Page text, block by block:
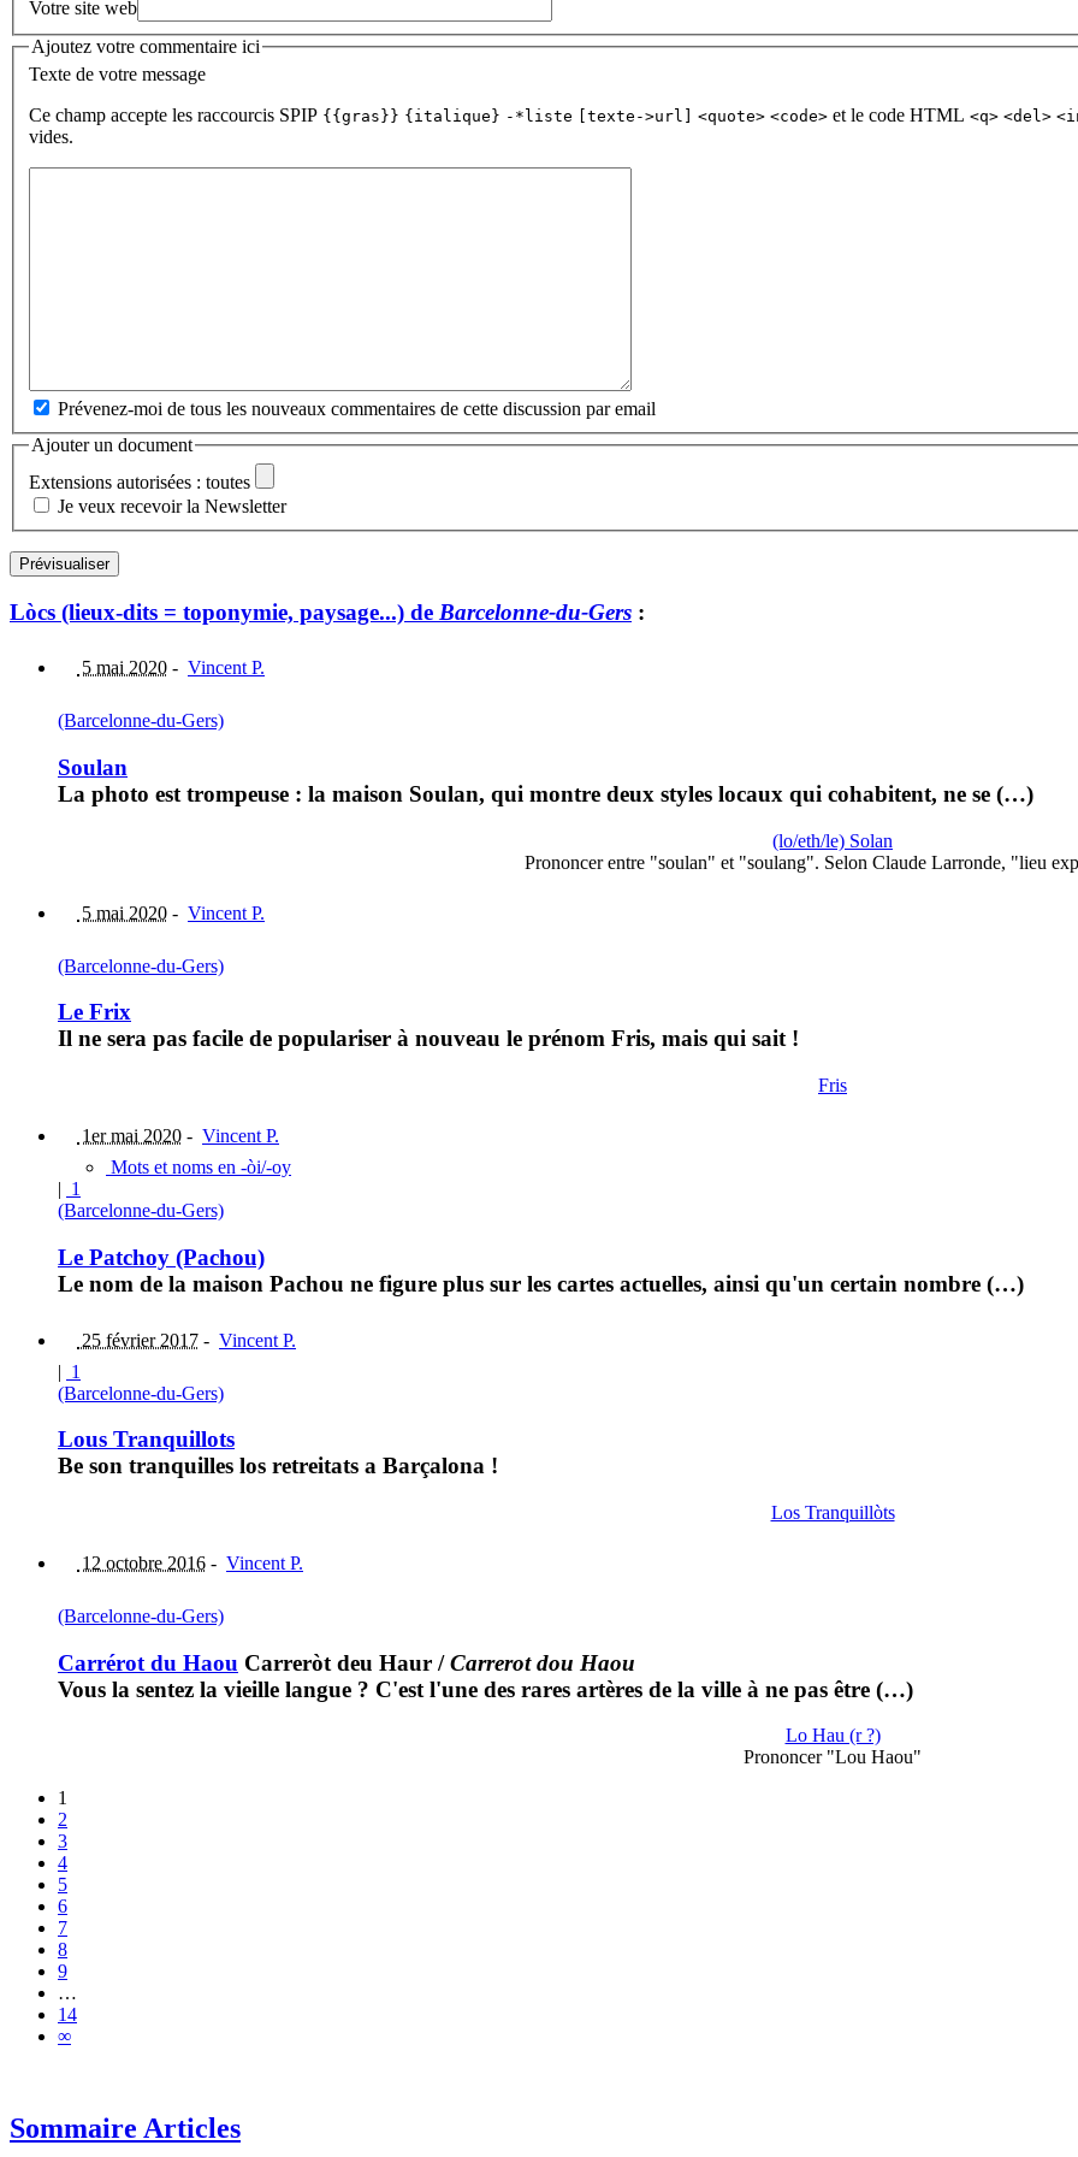
Votre site web
Ajoutez votre commentaire ici
Texte de votre message
Ce champ accepte les raccourcis SPIP {{gras}} {italique} -*liste [texte->url] <quote> <code> et le code HTML <q> <del>
vides.
Prévenez-moi de tous les nouveaux commentaires de cette discussion par email
Ajouter un document
Extensions autorisées : toutes
Je veux recevoir la Newsletter
Lòcs (lieux-dits = toponymie, paysage...) de Barcelonne-du-Gers :
5 mai 2020 - Vincent P.
(Barcelonne-du-Gers)
Soulan
La photo est trompeuse : la maison Soulan, qui montre deux styles locaux qui cohabitent, ne se (…)
(lo/eth/le) Solan
Prononcer entre "soulan" et "soulang". Selon Claude Larronde, "lieu
5 mai 2020 - Vincent P.
(Barcelonne-du-Gers)
Le Frix
Il ne sera pas facile de populariser à nouveau le prénom Fris, mais qui sait !
Fris
1er mai 2020 - Vincent P.
Mots et noms en -òi/-oy
| 1
(Barcelonne-du-Gers)
Le Patchoy (Pachou)
Le nom de la maison Pachou ne figure plus sur les cartes actuelles, ainsi qu'un certain nombre (…)
25 février 2017 - Vincent P.
| 1
(Barcelonne-du-Gers)
Lous Tranquillots
Be son tranquilles los retreitats a Barçalona !
Los Tranquillòts
12 octobre 2016 - Vincent P.
(Barcelonne-du-Gers)
Carrérot du Haou Carreròt deu Haur /Carrerot dou Haou
Vous la sentez la vieille langue ? C'est l'une des rares artères de la ville à ne pas être (…)
Lo Hau (r ?)
Prononcer "Lou Haou"
1
2
3
4
5
6
7
8
9
…
14
∞
Sommaire Articles